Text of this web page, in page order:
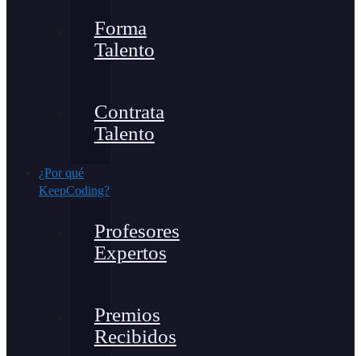
Forma
Talento
Contrata
Talento
¿Por qué
KeepCoding?
Profesores
Expertos
Premios
Recibidos